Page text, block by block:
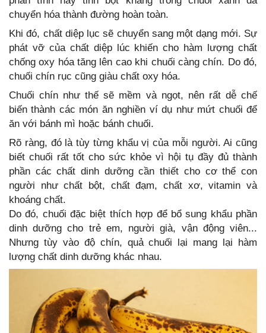
chuyển hóa thành đường hoàn toàn.
Khi đó, chất diệp lục sẽ chuyển sang một dạng mới. Sự
phát vỡ của chất diệp lúc khiến cho hàm lượng chất
chống oxy hóa tăng lên cao khi chuối càng chín. Do đó,
chuối chín rục cũng giàu chất oxy hóa.
Chuối chín như thế sẽ mềm và ngọt, nên rất dễ chế
biến thành các món ăn nghiền ví dụ như mứt chuối để
ăn với bánh mì hoặc bánh chuối.
Rõ ràng, đó là tùy từng khẩu vị của mỗi người. Ai cũng
biết chuối rất tốt cho sức khỏe vì hội tụ đầy đủ thành
phần các chất dinh dưỡng cần thiết cho cơ thể con
người như chất bột, chất đạm, chất xơ, vitamin và
khoáng chất.
Do đó, chuối đặc biệt thích hợp để bổ sung khẩu phần
dinh dưỡng cho trẻ em, người già, vận động viên...
Nhưng tùy vào độ chín, quả chuối lại mang lại hàm
lượng chất dinh dưỡng khác nhau.